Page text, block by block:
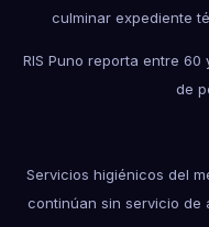
culminar expediente
RIS Puno reporta entre
de
Servicios higiénicos del
continúan sin servicio de